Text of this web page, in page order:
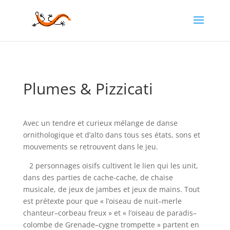
Plumes & Pizzicati
Avec un tendre et curieux mélange de danse
ornithologique et d’alto dans tous ses états, sons et
mouvements se retrouvent dans le jeu.
2 personnages oisifs cultivent le lien qui les unit,
dans des parties de cache-cache, de chaise
musicale, de jeux de jambes et jeux de mains. Tout
est prétexte pour que « l’oiseau de nuit–merle
chanteur–corbeau freux » et « l’oiseau de paradis–
colombe de Grenade–cygne trompette » partent en